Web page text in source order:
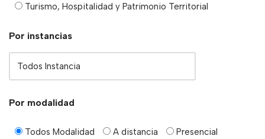
Turismo, Hospitalidad y Patrimonio Territorial
Por instancias
Por modalidad
Todos Modalidad A distancia
Presencial